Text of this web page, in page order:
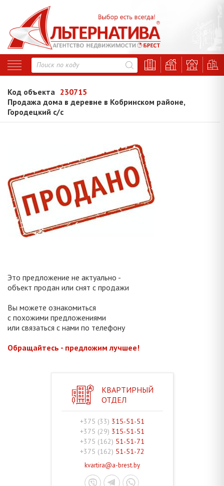
Код объекта 230715
Продажа дома в деревне в Кобринском районе,
Городецкий с/с
Это предложение не актуально -
объект продан или снят с продажи
Вы можете ознакомиться
с похожими предложениями
или связаться с нами по телефону
Обращайтесь - предложим лучшее!
КВАРТИРНЫЙ
ОТДЕЛ
+375 (33) 315-51-51
+375 (29) 315-51-51
+375 (162) 51-51-71
+375 (162) 51-51-72
kvartira@a-brest.by